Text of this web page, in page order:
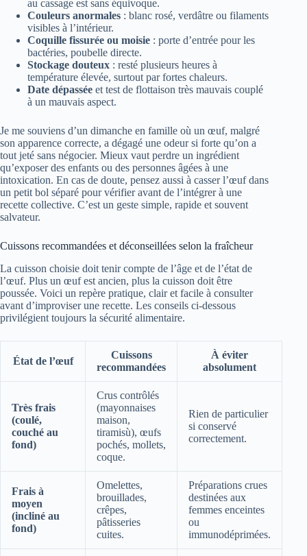
au cassage est sans équivoque.
Couleurs anormales : blanc rosé, verdâtre ou filaments
visibles à l’intérieur.
Coquille fissurée ou moisie : porte d’entrée pour les
bactéries, poubelle directe.
Stockage douteux : resté plusieurs heures à
température élevée, surtout par fortes chaleurs.
Date dépassée et test de flottaison très mauvais couplé
à un mauvais aspect.
Je me souviens d’un dimanche en famille où un œuf, malgré
son apparence correcte, a dégagé une odeur si forte qu’on a
tout jeté sans négocier. Mieux vaut perdre un ingrédient
qu’exposer des enfants ou des personnes âgées à une
intoxication. En cas de doute, pensez aussi à casser l’œuf dans
un petit bol séparé pour vérifier avant de l’intégrer à une
recette collective. C’est un geste simple, rapide et souvent
salvateur.
Cuissons recommandées et déconseillées selon la fraîcheur
La cuisson choisie doit tenir compte de l’âge et de l’état de
l’œuf. Plus un œuf est ancien, plus la cuisson doit être
poussée. Voici un repère pratique, clair et facile à consulter
avant d’improviser une recette. Les conseils ci‑dessous
privilégient toujours la sécurité alimentaire.
État de l’œuf
Cuissons
recommandées
À éviter
absolument
Très frais
(coulé,
couché au
fond)
Crus contrôlés
(mayonnaises
maison,
tiramisù), œufs
pochés, mollets,
coque.
Rien de particulier
si conservé
correctement.
Frais à
moyen
(incliné au
fond)
Omelettes,
brouillades,
crêpes,
pâtisseries
cuites.
Préparations crues
destinées aux
femmes enceintes
ou
immunodéprimées.